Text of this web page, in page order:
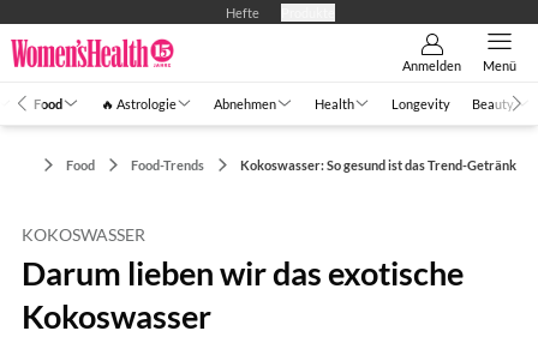
Hefte
Anmelden Menü
Food 🔥 Astrologie Abnehmen Health Longevity Beauty
Food Food-Trends Kokoswasser: So gesund ist das Trend-Getränk
KOKOSWASSER
Darum lieben wir das exotische
Kokoswasser